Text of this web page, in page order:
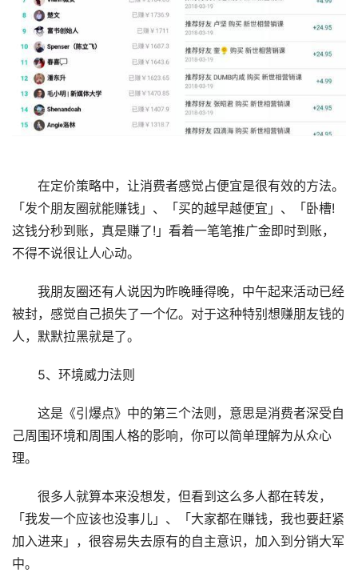
在定价策略中，让消费者感觉占便宜是很有效的方法。
「发个朋友圈就能赚钱」、「买的越早越便宜」、「卧槽!
这钱分秒到账，真是赚了!」看着一笔笔推广金即时到账，
不得不说很让人心动。
我朋友圈还有人说因为昨晚睡得晚，中午起来活动已经
被封，感觉自己损失了一个亿。对于这种特别想赚朋友钱的
人，默默拉黑就是了。
5、环境威力法则
这是《引爆点》中的第三个法则，意思是消费者深受自
己周围环境和周围人格的影响，你可以简单理解为从众心
理。
很多人就算本来没想发，但看到这么多人都在转发，
「我发一个应该也没事儿」、「大家都在赚钱，我也要赶紧
加入进来」，很容易失去原有的自主意识，加入到分销大军
中。